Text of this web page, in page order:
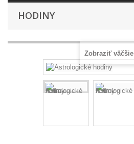
HODINY
Zobraziť väčšie